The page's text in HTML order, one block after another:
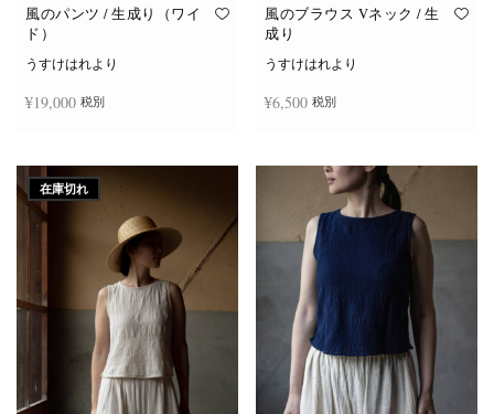
オ
ジ
選
択
で
き
ま
す
オ
ジ
か
ら
選
風のパンツ / 生成り（ワイ
ド）
うすけはれより
¥19,000 税別
風のブラウス Vネック / 生
成り
うすけはれより
¥6,500 税別
在庫切れ